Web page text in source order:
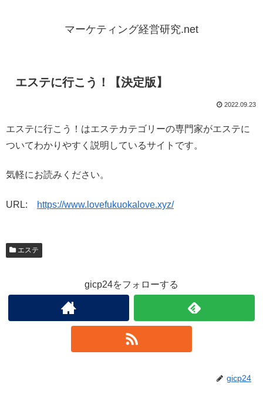
マーケティング経営研究.net
エステに行こう！【決定版】
2022.09.23
エステに行こう！はエステカテゴリーの専門家がエステに
ついてわかりやすく説明しているサイトです。
気軽にお読みください。
URL: https://www.lovefukuokalove.xyz/
エステ
gicp24をフォローする
gicp24